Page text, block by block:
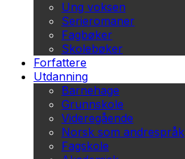
Ung voksen
Serieromaner
Fagbøker
Skolebøker
Forfattere
Utdanning
Barnehage
Grunnskole
Videregående
Norsk som andrespråk
Fagskole